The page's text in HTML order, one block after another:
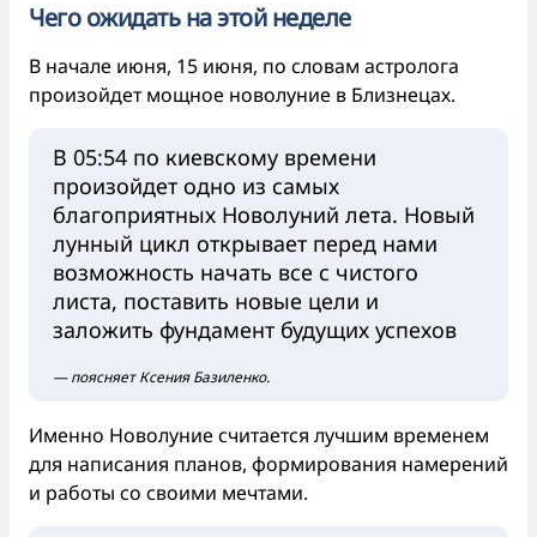
Чего ожидать на этой неделе
В начале июня, 15 июня, по словам астролога
произойдет мощное новолуние в Близнецах.
В 05:54 по киевскому времени
произойдет одно из самых
благоприятных Новолуний лета. Новый
лунный цикл открывает перед нами
возможность начать все с чистого
листа, поставить новые цели и
заложить фундамент будущих успехов
— поясняет Ксения Базиленко.
Именно Новолуние считается лучшим временем
для написания планов, формирования намерений
и работы со своими мечтами.